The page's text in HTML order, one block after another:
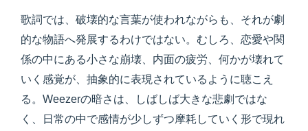
歌詞では、破壊的な言葉が使われながらも、それが劇
的な物語へ発展するわけではない。むしろ、恋愛や関
係の中にある小さな崩壊、内面の疲労、何かが壊れて
いく感覚が、抽象的に表現されているように聴こえ
る。Weezerの暗さは、しばしば大きな悲劇ではな
く、日常の中で感情が少しずつ摩耗していく形で現れ